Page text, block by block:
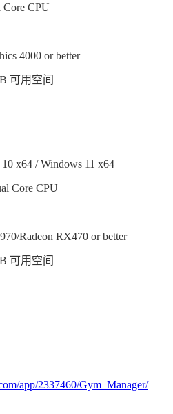
计您的健身房。通过拆除墙壁
拿、按摩院、美黑室和更衣室
提供高质量的设备、设施和清
开出饮食建议来与会员就会费
并购买新房子、在二手店购买
察的同时撬锁和偷窃。
CPU
4000 or better
可用空间
x64 / Windows 11 x64
Core CPU
Radeon RX470 or better
可用空间
app/2337460/Gym_Manager/